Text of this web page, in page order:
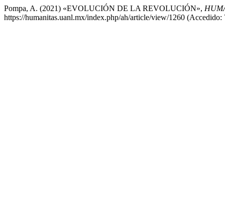
Pompa, A. (2021) «EVOLUCIÓN DE LA REVOLUCIÓN»,
https://humanitas.uanl.mx/index.php/ah/article/view/1260 (Accedido: